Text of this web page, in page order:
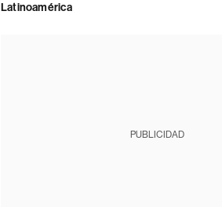
Latinoamérica
PUBLICIDAD